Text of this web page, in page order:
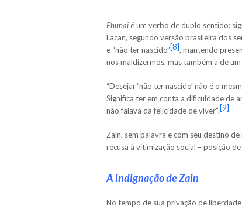
Phunaié um verbo de duplo sentido:
Lacan, segundo versão brasileira dos
e “não ter nascido”[8], mantendo
nos maldizermos, mas também a de
“Desejar ‘não ter nascido’ não é o
Significa ter em conta a dificuldade de
não falava da felicidade de viver”.[9]
Zain, sem palavra e com seu destino
recusa à vitimização social – posição
A indignação de Zain
No tempo de sua privação de